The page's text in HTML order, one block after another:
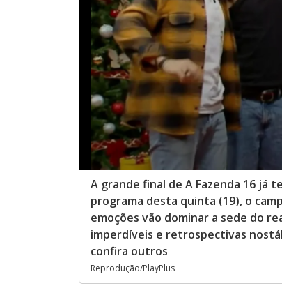
A grande final de A Fazenda 16 já
programa desta quinta (19), o
emoções vão dominar a sede do
imperdíveis e retrospectivas
confira outros
Reprodução/PlayPlus